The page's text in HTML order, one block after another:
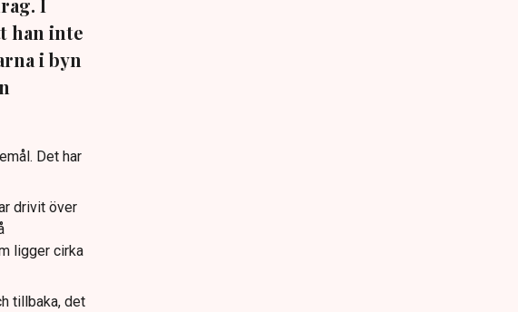
I
han inte
i byn
Det har
drivit över
ligger cirka
tillbaka, det